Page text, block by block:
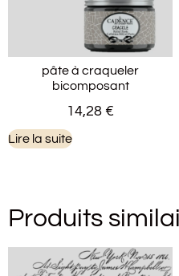
pâte à craqueler
bicomposant
14,28 €
Lire la suite
Produits